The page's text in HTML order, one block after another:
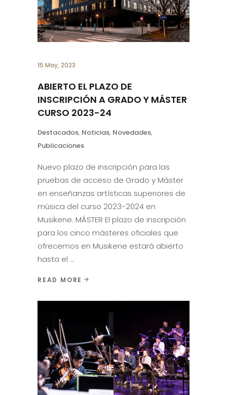
15 May, 2023
ABIERTO EL PLAZO DE
INSCRIPCIÓN A GRADO Y MÁSTER
CURSO 2023-24
Destacados, Noticias, Novedades,
Publicaciones
Nuevo plazo de inscripción para las
pruebas de acceso de Grado y Máster
en enseñanzas artísticas superiores de
música del curso 2023-2024 en
Musikene. MÁSTER El plazo de inscripción
para los cinco másteres oficiales que
ofrecemos en Musikene estará abierto
hasta el
READ MORE